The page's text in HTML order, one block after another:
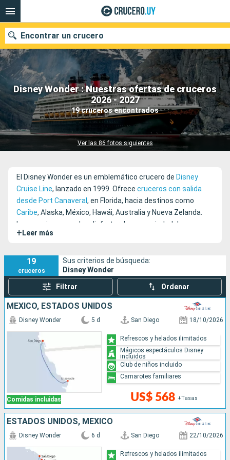
Disney Wonder : Nuestras ofertas de cruceros
2026 - 2027
19 cruceros encontrados
Ver las 86 fotos siguientes
Encontrar un crucero
Nuestros destinos
Fecha de salida
Compañías
El Disney Wonder es un emblemático crucero de Disney
Cruise Line, lanzado en 1999. Ofrece cruceros con salida
desde Port Canaveral, en Florida, hacia destinos como
Caribe, Alaska, México, Hawái, Australia y Nueva Zelanda.
Los pasajeros pueden disfrutar de una variedad de
actividades a bordo, incluyendo espectáculos en vivo,
niños.
+ Leer más
19
cruceros
Sus criterios de búsqueda:
Disney Wonder
Filtrar Ordenar
MÉXICO, ESTADOS UNIDOS
Comidas incluidas
Disney Wonder 5 d San Diego 18/10/2026
US$ 568 +Tasas
Refrescos y helados ilimitados
Mágicos espectáculos Disney
incluidos
Club de niños incluido
Camarotes familiares
ESTADOS UNIDOS, MÉXICO
Disney Wonder 6 d San Diego 22/10/2026
Refrescos y helados ilimitados